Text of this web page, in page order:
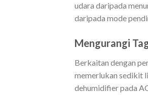
udara daripada
daripada mode
Mengurangi
Berkaitan dengan
memerlukan sedikit
dehumidifier pada